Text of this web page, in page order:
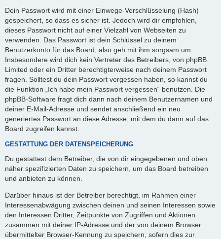
Dein Passwort wird mit einer Einwege-Verschlüsselung (Hash)
gespeichert, so dass es sicher ist. Jedoch wird dir empfohlen,
dieses Passwort nicht auf einer Vielzahl von Webseiten zu
verwenden. Das Passwort ist dein Schlüssel zu deinem
Benutzerkonto für das Board, also geh mit ihm sorgsam um.
Insbesondere wird dich kein Vertreter des Betreibers, von phpBB
Limited oder ein Dritter berechtigterweise nach deinem Passwort
fragen. Solltest du dein Passwort vergessen haben, so kannst du
die Funktion „Ich habe mein Passwort vergessen“ benutzen. Die
phpBB-Software fragt dich dann nach deinem Benutzernamen und
deiner E-Mail-Adresse und sendet anschließend ein neu
generiertes Passwort an diese Adresse, mit dem du dann auf das
Board zugreifen kannst.
GESTATTUNG DER DATENSPEICHERUNG
Du gestattest dem Betreiber, die von dir eingegebenen und oben
näher spezifizierten Daten zu speichern, um das Board betreiben
und anbieten zu können.
Darüber hinaus ist der Betreiber berechtigt, im Rahmen einer
Interessenabwägung zwischen deinen und seinen Interessen sowie
den Interessen Dritter, Zeitpunkte von Zugriffen und Aktionen
zusammen mit deiner IP-Adresse und der von deinem Browser
übermittelter Browser-Kennung zu speichern, sofern dies zur